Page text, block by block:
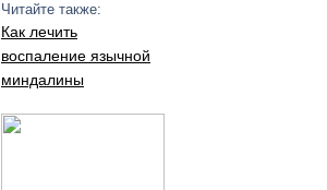
Читайте также:
Как лечить
воспаление язычной
миндалины